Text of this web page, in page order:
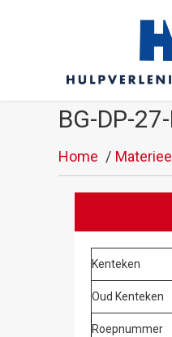
BG-DP-
Home
Kenteken
Oud Kenteken
Roepnummer